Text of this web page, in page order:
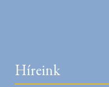
Híreink